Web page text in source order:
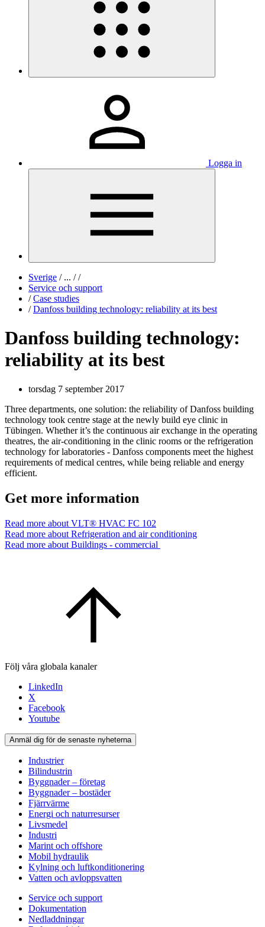
Logga in
Sverige /... / /
Service och support
/ Case studies
/ Danfoss building technology: reliability at its best
Danfoss building technology:
reliability at its best
torsdag 7 september 2017
Three departments, one solution: the reliability of Danfoss building
technology took centre stage at the newly build eye clinic in
Tübingen. Whether it’s the continuous air exchange in the operating
theatres, the air-conditioning in the clinic rooms or the refrigeration
technology for laboratories - Danfoss components meet the highest
requirements of medical centres, while being reliable and energy
efficient.
Get more information
Read more about VLT® HVAC FC 102
Read more about Refrigeration and air conditioning
Read more about Buildings - commercial
Följ våra globala kanaler
LinkedIn
X
Facebook
Youtube
Anmäl dig för de senaste nyheterna
Industrier
Bilindustrin
Byggnader – företag
Byggnader – bostäder
Fjärrvärme
Energi och naturresurser
Livsmedel
Industri
Marint och offshore
Mobil hydraulik
Kylning och luftkonditionering
Vatten och avloppsvatten
Service och support
Dokumentation
Nedladdningar